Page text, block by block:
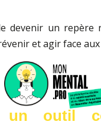
devenir un repère
et agir face
un outil